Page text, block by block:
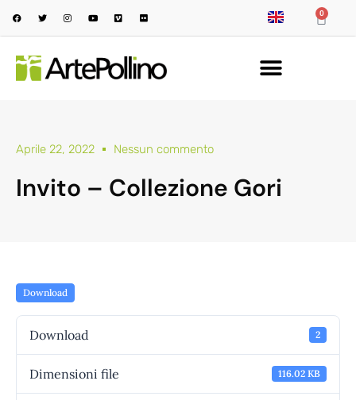
0
Aprile 22, 2022 Nessun commento
Invito – Collezione Gori
Download
Download 2
Dimensioni file 116.02 KB